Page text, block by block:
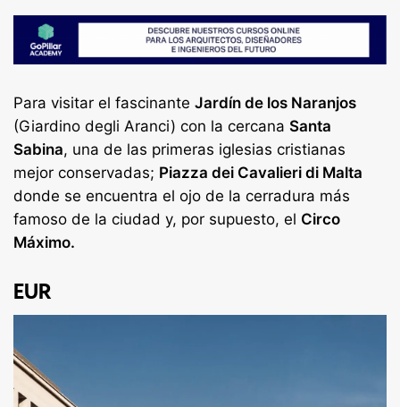
Para visitar el fascinante Jardín de los Naranjos
(Giardino degli Aranci) con la cercana Santa
Sabina, una de las primeras iglesias cristianas
mejor conservadas; Piazza dei Cavalieri di Malta
donde se encuentra el ojo de la cerradura más
famoso de la ciudad y, por supuesto, el Circo
Máximo.
EUR